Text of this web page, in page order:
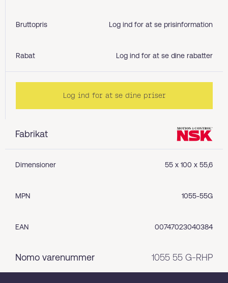
Fabrikat
Dimensioner 55 x 100 x 55,6
MPN 1055-55G
EAN 00747023040384
Nomo varenummer 1055 55 G-RHP
Bruttopris Log ind for at se prisinformation
Rabat Log ind for at se dine rabatter
Log ind for at se dine priser